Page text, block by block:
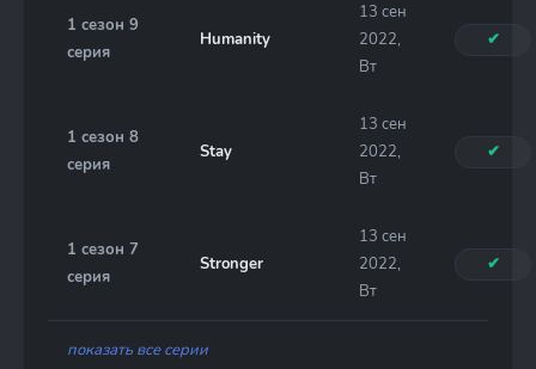
1 сезон 9
серия
Humanity
13 сен
2022,
Вт
✔
1 сезон 8
серия
Stay
13 сен
2022,
Вт
✔
1 сезон 7
серия
Stronger
13 сен
2022,
Вт
✔
показать все серии